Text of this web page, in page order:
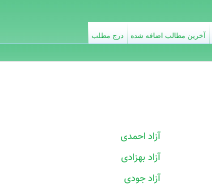
آزاد احمدی
آزاد بهزادی
آزاد جودی
درج مطلب آخرین مطالب اضافه شده